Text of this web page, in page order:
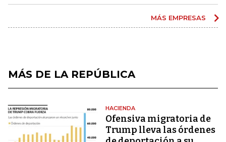
MÁS EMPRESAS
MÁS DE LA REPÚBLICA
HACIENDA
Ofensiva migratoria de
Trump lleva las órdenes